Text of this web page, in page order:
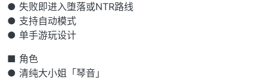
● 失败即进入堕落或NTR路线
● 支持自动模式
● 单手游玩设计
■ 角色
● 清纯大小姐「琴音」